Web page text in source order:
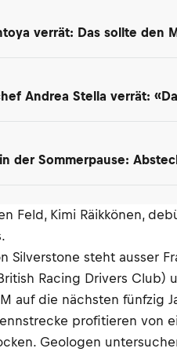
verrät: Das sollte den
Andrea Stella verrät:
der Sommerpause:
Feld, Kimi Räikkönen,
Silverstone steht ausser
Racing Drivers
auf die nächsten fünfzig
profitieren von
Geologen